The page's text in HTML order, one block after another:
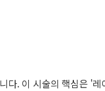
다. 이 시술의 핵심은 '